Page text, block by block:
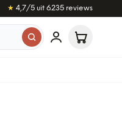
★ 4,7/5 uit 6.235reviews